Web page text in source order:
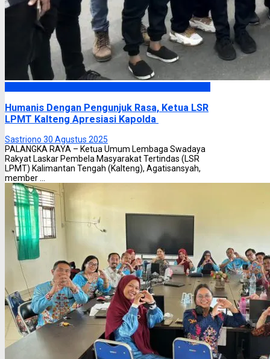
Humanis Dengan Pengunjuk Rasa, Ketua LSR
LPMT Kalteng Apresiasi Kapolda
Sastriono 30 Agustus 2025
PALANGKA RAYA – Ketua Umum Lembaga Swadaya
Rakyat Laskar Pembela Masyarakat Tertindas (LSR
LPMT) Kalimantan Tengah (Kalteng), Agatisansyah,
member ...